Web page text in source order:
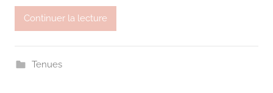
Continuer la lecture
Tenues